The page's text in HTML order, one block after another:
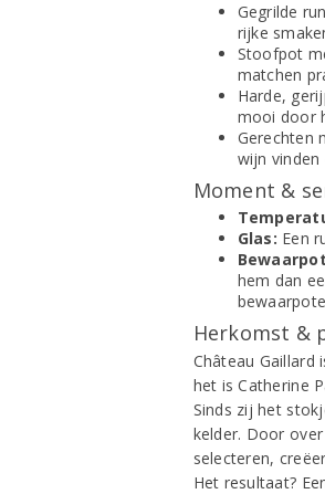
Gegrilde
rijke
Stoofpot
matchen
Harde,
mooi door
Gerechten
wijn
Moment &
Glas: Een
hem dan
Herkomst &
Château Gaillard
het is Catherine
Sinds zij het
kelder. Door
selecteren,
Het resultaat?